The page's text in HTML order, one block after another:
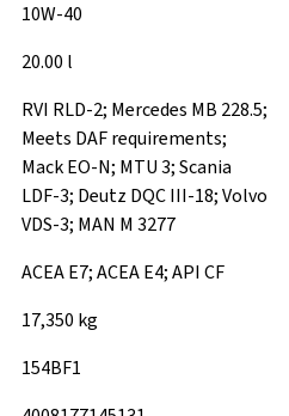
10W-40
20.00 l
RVI RLD-2; Mercedes MB 228.5;
Meets DAF requirements;
Mack EO-N; MTU 3; Scania
LDF-3; Deutz DQC III-18; Volvo
VDS-3; MAN M 3277
ACEA E7; ACEA E4; API CF
17,350 kg
154BF1